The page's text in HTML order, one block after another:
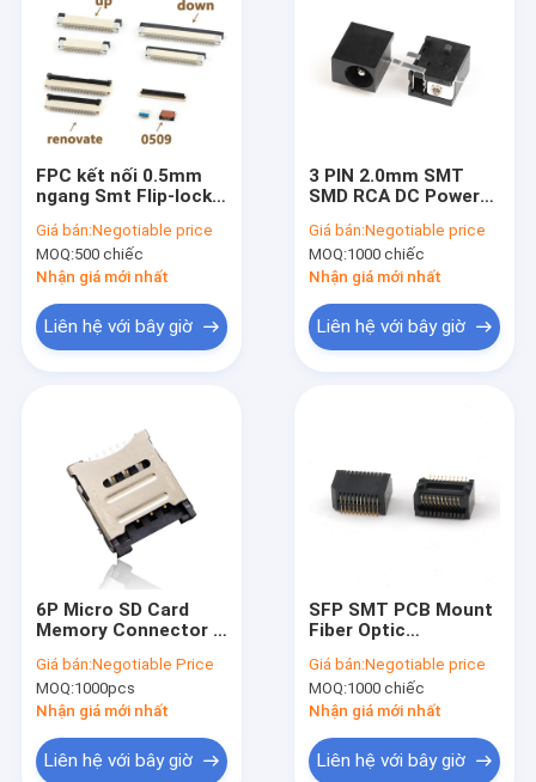
Sản phẩm
Video
Về chúng tôi
Liên hệ với chúng tôi
Tin tức
FPC kết nối 0.5mm
ngang Smt Flip-lock
Bottom Down
Contact 4-60pin
Giá bán:Negotiable price
MOQ:500 chiếc
Nhận giá mới nhất
Liên hệ với bây giờ
3 PIN 2.0mm SMT
SMD RCA DC Power
Connector nữ
Giá bán:Negotiable price
MOQ:1000 chiếc
Nhận giá mới nhất
Liên hệ với bây giờ
6P Micro SD Card
Memory Connector ổ
Giá bán:Negotiable Price
MOQ:1000pcs
Nhận giá mới nhất
Liên hệ với bây giờ
SFP SMT PCB Mount
Fiber Optic
+ Cage Insulator
Module Connector
Giá bán:Negotiable price
MOQ:1000 chiếc
Nhận giá mới nhất
Liên hệ với bây giờ